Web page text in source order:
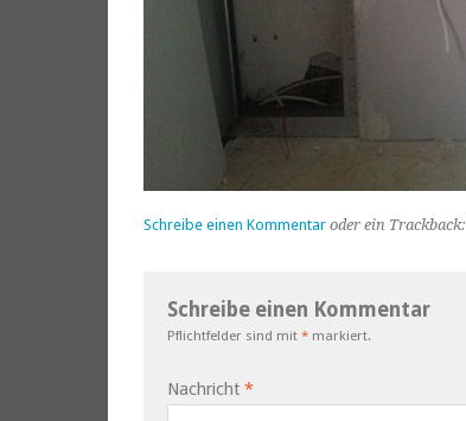
Schreibe einen Kommentar oder ein Trackback:
Schreibe einen Kommentar
Pflichtfelder sind mit * markiert.
Nachricht *